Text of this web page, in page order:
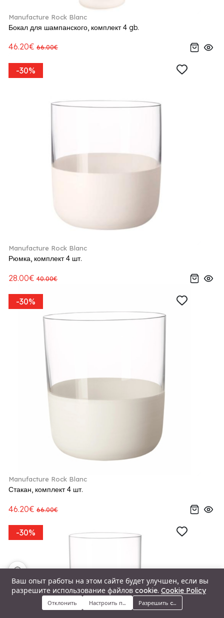
Меню Категории Поиск Корзина
Manufacture Rock Blanc
Бокал для шампанского, комплект 4 gb.
46.20€ 66.00€
-30%
Manufacture Rock Blanc
Рюмка, комплект 4 шт.
28.00€ 40.00€
-30%
Manufacture Rock Blanc
Стакан, комплект 4 шт.
46.20€ 66.00€
-30%
Ваш опыт работы на этом сайте будет улучшен, если вы
разрешите использование файлов cookie. Cookie Policy
Отклонить Настроить предпочтенияРазрешить cookie
🍪